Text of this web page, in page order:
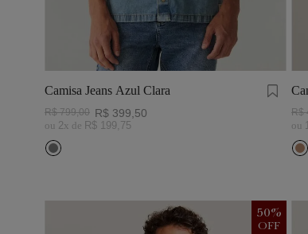
Camisa Jeans Azul Clara
R$ 799,00 R$ 399 50
ou 2x de R$ 199 75
R$
ou 1
50%
OFF